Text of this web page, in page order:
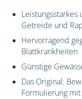
Getreide und
Hervorragend
Blattkrankheiten
Günstige
Das Original:
Formulierung